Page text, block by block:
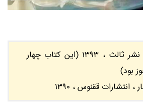
خط چهار مترو ، نشر ثالث ، 1393 (این کتاب چهار
بود)
انتشارات ققنوس ، 1390